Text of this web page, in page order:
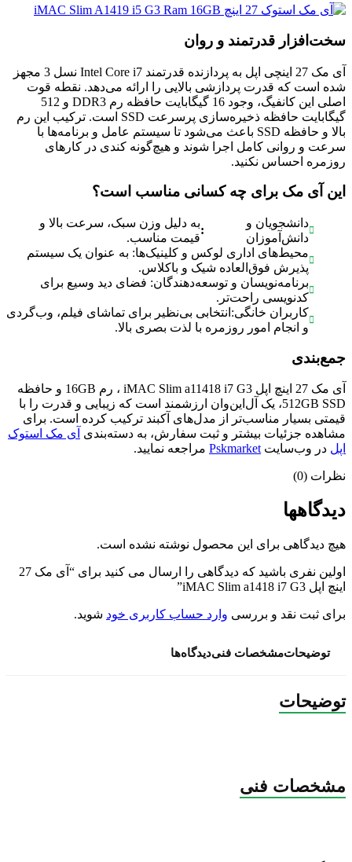
سخت‌افزار قدرتمند و روان
آی مک 27 اینچی اپل به پردازنده قدرتمند Intel Core i7 نسل 3 مجهز
شده است که قدرت پردازشی بالایی را ارائه می‌دهد. نقطه قوت
اصلی این کانفیگ، وجود 16 گیگابایت حافظه رم DDR3 و 512
گیگابایت حافظه ذخیره‌سازی پرسرعت SSD است. ترکیب این رم
بالا و حافظه SSD باعث می‌شود تا سیستم عامل و برنامه‌ها با
سرعت و روانی کامل اجرا شوند و هیچ‌گونه کندی در کارهای
روزمره احساس نکنید.
این آی مک برای چه کسانی مناسب است؟
دانشجویان و
دانش‌آموزان
:
به دلیل وزن سبک، سرعت بالا و
قیمت مناسب.
محیط‌های اداری لوکس و کلینیک‌ها: به عنوان یک سیستم
پذیرش فوق‌العاده شیک و باکلاس.
برنامه‌نویسان و توسعه‌دهندگان: فضای دید وسیع برای
کدنویسی راحت‌تر.
کاربران خانگی:انتخابی بی‌نظیر برای تماشای فیلم، وب‌گردی
و انجام امور روزمره با لذت بصری بالا.
جمع‌بندی
آی مک 27 اینچ اپل iMAC Slim a11418 i7 G3 ، رم 16GB و حافظه
512GB SSD، یک آل‌این‌وان ارزشمند است که زیبایی و قدرت را با
قیمتی بسیار مناسب‌تر از مدل‌های آکبند ترکیب کرده است. برای
مشاهده جزئیات بیشتر و ثبت سفارش، به دسته‌بندی آی مک استوک
اپل در وب‌سایت Pskmarket مراجعه نمایید.
نظرات (0)
دیدگاهها
هیچ دیدگاهی برای این محصول نوشته نشده است.
اولین نفری باشید که دیدگاهی را ارسال می کنید برای “آی مک 27
اینچ اپل iMAC Slim a1418 i7 G3”
برای ثبت نقد و بررسی وارد حساب کاربری خود شوید.
توضیحاتمشخصات فنیدیدگاه‌ها
توضیحات
مشخصات فنی